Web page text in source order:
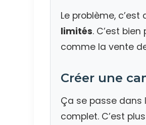
Le problème,
limités. C’est
comme la vente
Créer une
Ça se passe dans
complet. C’est